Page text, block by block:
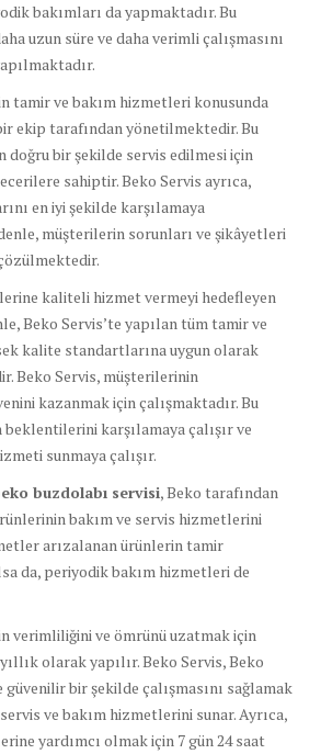
bakımları da yapmaktadır. Bu
uzun süre ve daha verimli çalışmasını
tamir ve bakım hizmetleri konusunda
ekip tarafından yönetilmektedir. Bu
doğru bir şekilde servis edilmesi için
sahiptir. Beko Servis ayrıca,
en iyi şekilde karşılamaya
müşterilerin sorunları ve şikâyetleri
kaliteli hizmet vermeyi hedefleyen
Beko Servis’te yapılan tüm tamir ve
kalite standartlarına uygun olarak
Beko Servis, müşterilerinin
kazanmak için çalışmaktadır. Bu
karşılamaya çalışır ve
sunmaya çalışır.
buzdolabı servisi, Beko tarafından
bakım ve servis hizmetlerini
arızalanan ürünlerin tamir
da, periyodik bakım hizmetleri de
verimliliğini ve ömrünü uzatmak için
olarak yapılır. Beko Servis, Beko
bir şekilde çalışmasını sağlamak
ve bakım hizmetlerini sunar. Ayrıca,
yardımcı olmak için 7 gün 24 saat